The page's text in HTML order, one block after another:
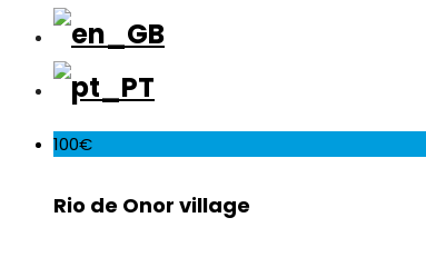
100€
Rio de Onor village